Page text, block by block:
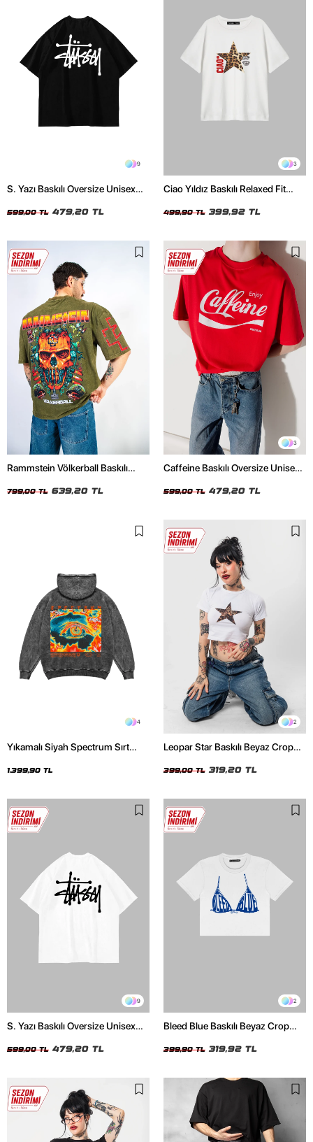
9
S. Yazı Baskılı Oversize Unisex
599,00 TL 479,20 TL
3
Ciao Yıldız Baskılı Relaxed Fit
499,90 TL 399,92 TL
Rammstein Völkerball Baskılı
Tshirt
799,00 TL 639,20 TL
3
Caffeine Baskılı Oversize Unisex
599,00 TL 479,20 TL
4
Yıkamalı Siyah Spectrum Sırt
1.399,90 TL
2
Leopar Star Baskılı Beyaz Crop
399,00 TL 319,20 TL
9
S. Yazı Baskılı Oversize Unisex
599,00 TL 479,20 TL
2
Bleed Blue Baskılı Beyaz Crop
399,90 TL 319,92 TL